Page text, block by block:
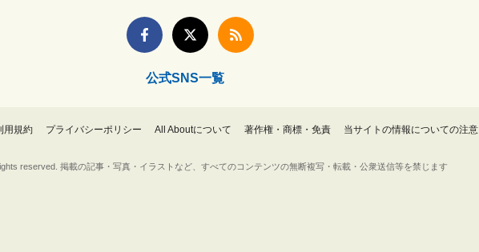
公式SNS一覧
用規約 プライバシーポリシー All Aboutについて 著作権・商標・免責 当サイトの情報についての注意
reserved. 掲載の記事・写真・イラストなど、すべてのコンテンツの無断複写・転載・公衆送信等を禁じます